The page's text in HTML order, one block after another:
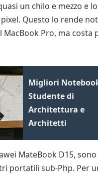
un chilo e mezzo e
Questo lo rende
MacBook Pro, ma costa
Migliori
Studente di
Architettura e
Architetti
MateBook D15,
portatili sub-Php. Per